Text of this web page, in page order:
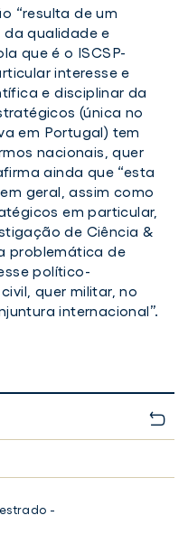
“resulta de um
da qualidade e
que é o ISCSP-
interesse e
e disciplinar da
(única no
em Portugal) tem
nacionais, quer
ainda que “esta
geral, assim como
em particular,
de Ciência &
problemática de
político-
quer militar, no
internacional”.
-